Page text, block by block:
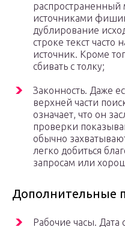
распространенный
источниками
дублирование
строке текст часто
источник. Кроме
сбивать с толку;
Законность. Даже
верхней части
означает, что он
проверки
обычно
легко добиться
запросам или
Дополнительные
Рабочие часы. Дата